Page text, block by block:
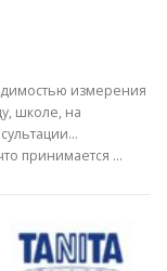
измерения
школе, на
принимается …